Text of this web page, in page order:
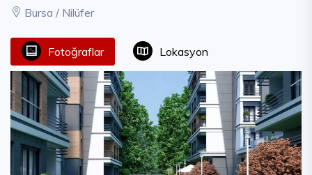
Bursa / Nilüfer
Fotoğraflar Lokasyon